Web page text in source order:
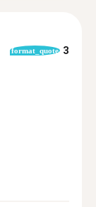
format_quote 3